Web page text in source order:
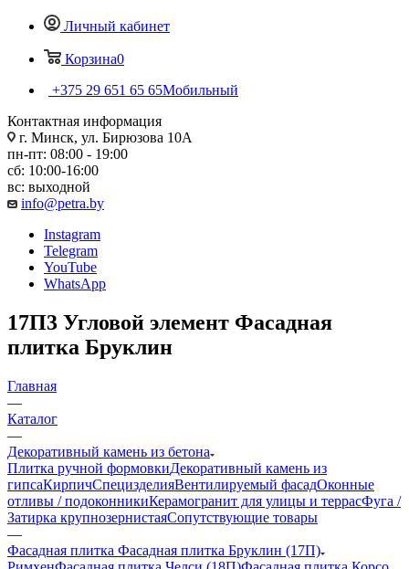
Личный кабинет
Корзина0
+375 29 651 65 65Мобильный
Контактная информация
г. Минск, ул. Бирюзова 10А
пн-пт: 08:00 - 19:00
сб: 10:00-16:00
вс: выходной
info@petra.by
Instagram
Telegram
YouTube
WhatsApp
17П3 Угловой элемент Фасадная
плитка Бруклин
Главная
—
Каталог
—
Декоративный камень из бетона
Плитка ручной формовкиДекоративный камень из
гипсаКирпичСпецизделияВентилируемый фасадОконные
отливы / подоконникиКерамогранит для улицы и террасФуга /
Затирка крупнозернистаяСопутствующие товары
—
Фасадная плитка Фасадная плитка Бруклин (17П)